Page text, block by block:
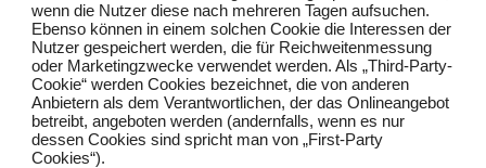
wenn die Nutzer diese nach mehreren Tagen aufsuchen.
Ebenso können in einem solchen Cookie die Interessen der
Nutzer gespeichert werden, die für Reichweitenmessung
oder Marketingzwecke verwendet werden. Als „Third-Party-
Cookie“ werden Cookies bezeichnet, die von anderen
Anbietern als dem Verantwortlichen, der das Onlineangebot
betreibt, angeboten werden (andernfalls, wenn es nur
dessen Cookies sind spricht man von „First-Party
Cookies“).